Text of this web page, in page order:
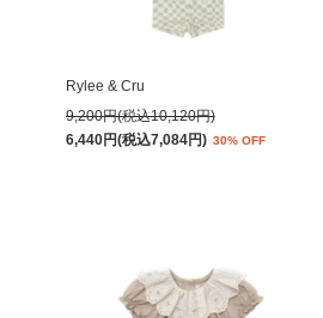
Rylee & Cru
9,200円(税込10,120円)
6,440円(税込7,084円) 30% OFF